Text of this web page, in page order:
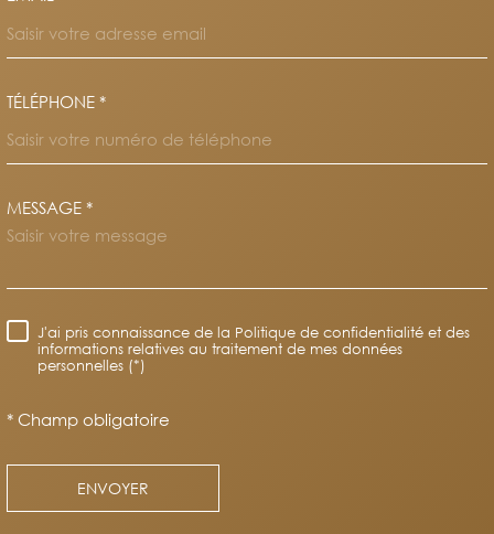
TÉLÉPHONE *
MESSAGE *
RÈGLEMENTATION
J'ai pris connaissance de la Politique de confidentialité et des
informations relatives au traitement de mes données
personnelles (*)
* Champ obligatoire
ENVOYER